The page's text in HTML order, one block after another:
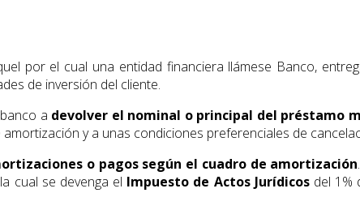
por el cual una entidad financiera llámese Banco,
de inversión del cliente.
a devolver el nominal o principal del préstamo
y a unas condiciones preferenciales de
o pagos según el cuadro de amortización
cual se devenga el Impuesto de Actos Jurídicos del 1%